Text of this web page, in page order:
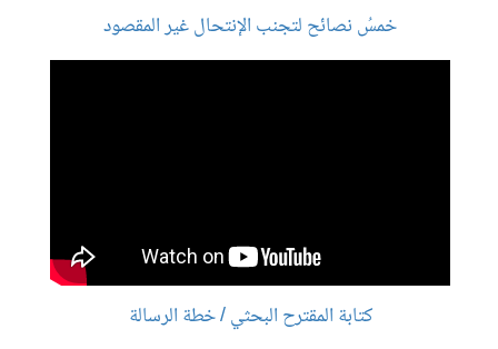
خمسُ نصائح لتجنب الإنتحال غير المقصود
كتابة المقترح البحثي / خطة الرسالة